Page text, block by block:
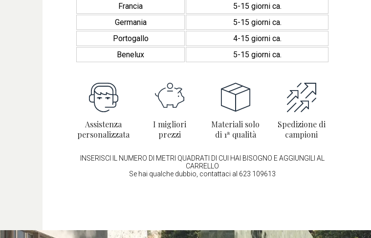
Francia
5-15 giorni ca.
Germania
5-15 giorni ca.
Portogallo
4-15 giorni ca.
Benelux
5-15 giorni ca.
Assistenza
personalizzata
I migliori
prezzi
Materiali solo
di 1ª qualità
Spedizione di
campioni
INSERISCI IL NUMERO DI METRI QUADRATI DI CUI HAI BISOGNO E AGGIUNGILI AL
CARRELLO
Se hai qualche dubbio, contattaci al 623 109613